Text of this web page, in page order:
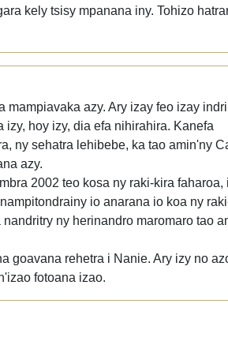
kely tsisy mpanana iny. Tohizo
mampiavaka azy. Ary izay feo izay
hoy izy, dia efa nihirahira. Kanefa
ny sehatra lehibebe, ka tao amin'ny
azy.
2002 teo kosa ny raki-kira faharoa,
io anarana io koa ny
ny herinandro maromaro tao
goavana rehetra i Nanie. Ary izy no
fotoana izao.